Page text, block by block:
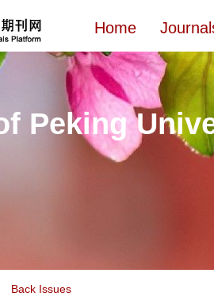
Home
Peking
Back Issues